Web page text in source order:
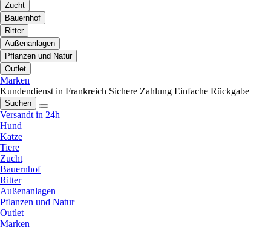
Zucht
Bauernhof
Ritter
Außenanlagen
Pflanzen und Natur
Outlet
Marken
Kundendienst in Frankreich Sichere Zahlung Einfache Rückgabe
Suchen
Versandt in 24h
Hund
Katze
Tiere
Zucht
Bauernhof
Ritter
Außenanlagen
Pflanzen und Natur
Outlet
Marken